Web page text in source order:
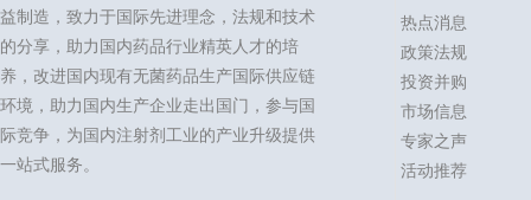
益制造，致力于国际先进理念，法规和技术
的分享，助力国内药品行业精英人才的培
养，改进国内现有无菌药品生产国际供应链
环境，助力国内生产企业走出国门，参与国
际竞争，为国内注射剂工业的产业升级提供
一站式服务。
热点消息
政策法规
投资并购
市场信息
专家之声
活动推荐